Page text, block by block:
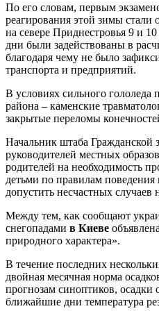
По его словам, первым
реагирования этой зимы стали
на севере Приднестровья 9 и
дни были задействованы в
благодаря чему не было
транспорта и предприятий.
В условиях сильного
района – каменские
закрытые переломы
Начальник штаба
руководителей местных
родителей на необходимость
детьми по правилам поведения
допустить несчастных случаев
Между тем, как сообщают
снегопадами в Киеве
природного характера».
В течение последних
двойная месячная норма
прогнозам синоптиков,
ближайшие дни температура